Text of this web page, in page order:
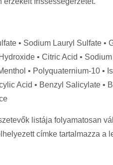
• Sodium Lauryl Sulfate
• Citric Acid •
• Polyquaternium-10
Acid • Benzyl Salicylate
listája folyamatosan
címke tartalmazza a